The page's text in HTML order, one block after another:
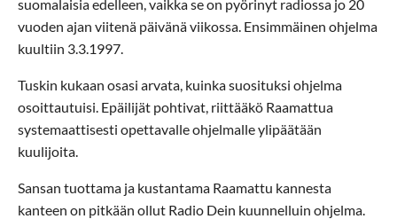
suomalaisia edelleen, vaikka se on pyörinyt radiossa jo 20
vuoden ajan viitenä päivänä viikossa. Ensimmäinen ohjelma
kuultiin 3.3.1997.
Tuskin kukaan osasi arvata, kuinka suosituksi ohjelma
osoittautuisi. Epäilijät pohtivat, riittääkö Raamattua
systemaattisesti opettavalle ohjelmalle ylipäätään
kuulijoita.
Sansan tuottama ja kustantama Raamattu kannesta
kanteen on pitkään ollut Radio Dein kuunnelluin ohjelma.